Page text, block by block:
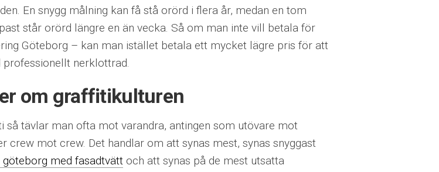
En snygg målning kan få stå orörd i flera år, medan en tom
står orörd längre en än vecka. Så om man inte vill betala för
Göteborg – kan man istället betala ett mycket lägre pris för att
professionellt nerklottrad.
om graffitikulturen
så tävlar man ofta mot varandra, antingen som utövare mot
crew mot crew. Det handlar om att synas mest, synas snyggast
göteborg med fasadtvätt och att synas på de mest utsatta